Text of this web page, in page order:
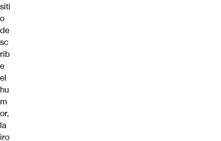
siti
o
de
sc
rib
e
el
hu
m
or,
la
iro